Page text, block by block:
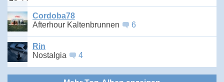
Cordoba78
Afterhour Kaltenbrunnen
6
Rin
Nostalgia
4